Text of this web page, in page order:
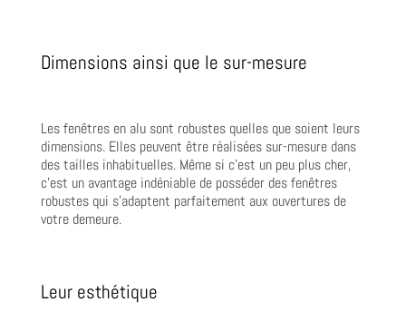
Dimensions ainsi que le sur-mesure
Les fenêtres en alu sont robustes quelles que soient leurs
dimensions. Elles peuvent être réalisées sur-mesure dans
des tailles inhabituelles. Même si c’est un peu plus cher,
c’est un avantage indéniable de posséder des fenêtres
robustes qui s’adaptent parfaitement aux ouvertures de
votre demeure.
Leur esthétique